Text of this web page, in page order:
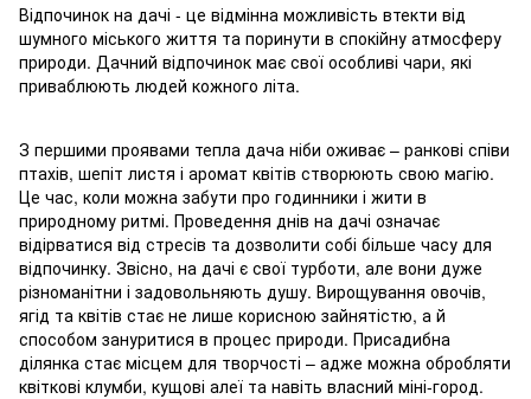
Відпочинок на дачі - це відмінна можливість втекти від
шумного міського життя та поринути в спокійну атмосферу
природи. Дачний відпочинок має свої особливі чари, які
приваблюють людей кожного літа.
З першими проявами тепла дача ніби оживає – ранкові співи
птахів, шепіт листя і аромат квітів створюють свою магію.
Це час, коли можна забути про годинники і жити в
природному ритмі. Проведення днів на дачі означає
відірватися від стресів та дозволити собі більше часу для
відпочинку. Звісно, на дачі є свої турботи, але вони дуже
різноманітни і задовольняють душу. Вирощування овочів,
ягід та квітів стає не лише корисною зайнятістю, а й
способом зануритися в процес природи. Присадибна
ділянка стає місцем для творчості – адже можна обробляти
квіткові клумби, кущові алеї та навіть власний міні-город.